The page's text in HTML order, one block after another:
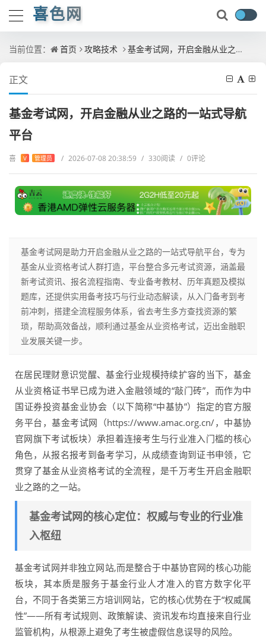
喜色网
当前位置： 首页 攻略技术 基金考试网，开启金融从业之路的一站式导航平台
正文
基金考试网，开启金融从业之路的一站式导航
平台
喜 V 管理员 / 2026-07-08 20:38:59 / 330阅读 / 0评论
基金考试网是助力开启金融从业之路的一站式导航平台，专为
基金从业资格考试人群打造，平台整合多元考试资源，涵盖最
新考试资讯、报名流程指南、专业备考教材、历年真题及模拟
题库，还提供实用备考技巧与行业动态解读，从入门备考到考
前冲刺，搭建全流程服务体系，省去考生多方查找资源的繁
琐，帮助高效备战，顺利通过基金从业资格考试，迈出金融职
业发展关键一步。
在居民理财意识觉醒、基金行业规模持续扩容的当下，基金
从业资格证书早已成为进入金融领域的“敲门砖”，而作为中
国证券投资基金业协会（以下简称“中基协”）指定的官方服
务平台，基金考试网（https://www.amac.org.cn/，中基协
官网旗下考试板块）承担着连接考生与行业准入门槛的核心
角色，从报名报考到备考学习，从成绩查询到证书申领，它
贯穿了基金从业资格考试的全流程，是千万考生开启金融职
业之路的之一站。
基金考试网的核心定位：权威与专业的行业准
入枢纽
基金考试网并非独立网站,而是整合于中基协官网的核心功能
板块，其本质是服务于基金行业人才准入的官方数字化平
台，不同于各类第三方培训网站，它的核心优势在于“权威属
性”——所有考试规则、政策解读、资讯发布均直接来自行业
监管机构，从根源上避免了考生被虚假信息误导的风险。